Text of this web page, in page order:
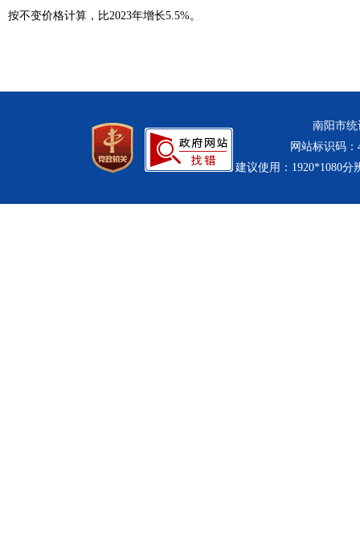
按不变价格计算，比2023年增长5.5%。
南阳市统
网站标识码：
建议使用：1920*1080